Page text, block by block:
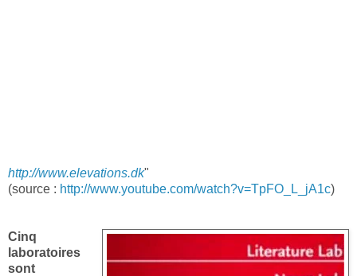
http://www.elevations.dk"
(source : http://www.youtube.com/watch?v=TpFO_L_jA1c)
Cinq
laboratoires
sont